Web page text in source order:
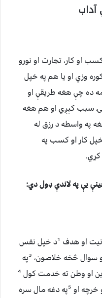
آداب
او کار، تجارت او نورو
کوره وزي او یا هم په خپل
ده چې هغه طریقې او
سبب کېږي او هم هغه
په واسطه د رزق له
خپل کار او کسب په
کړي.
یې په لاندې ډول دي:
د خپل کاروبار او کوشش څخه به نیت او هدف ¹د خپل نفس
او اهل عفت، ² نورو ته د احتیاج او سوال څخه خلاصون، ³په
خپل دغه عمل او رزق سره خپل دین او وطن ته خدمت کول ⁴
د دې مال څخه په فقیرانو، یتیمانو خرچه او ⁵په دغه مال سره